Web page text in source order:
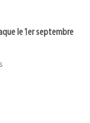
le 1er septembre